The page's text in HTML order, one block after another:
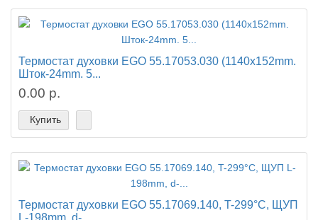
Термостат духовки EGO 55.17053.030 (1140x152mm.
Шток-24mm. 5...
0.00 р.
Купить
Термостат духовки EGO 55.17069.140, T-299°C, ЩУП
L-198mm, d-...